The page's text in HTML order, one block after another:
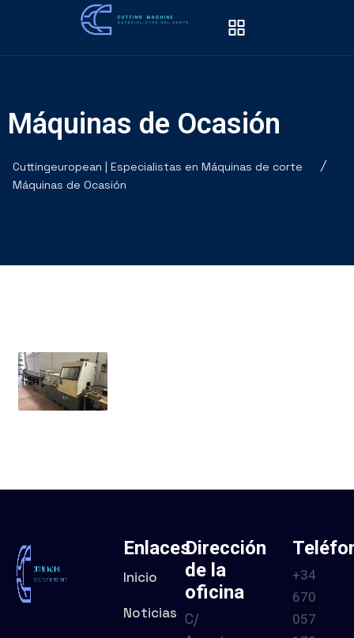
Máquinas de Ocasión
Cuttingeuropean | Especialistas en Máquinas de corte
Máquinas de Ocasión
Enlaces
Inicio
Noticias
Dirección
de la
oficina
C/
+34
670
057